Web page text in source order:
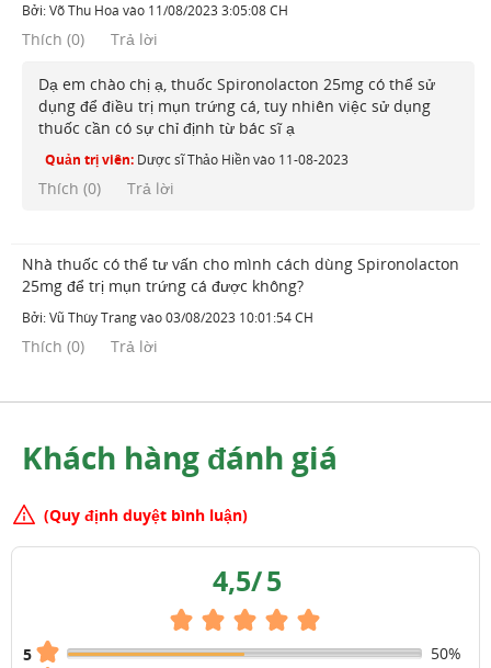
Bởi:Võ Thu Hoa vào 11/08/2023 3:05:08 CH
Thích (0) Trả lời
Dạ em chào chị ạ, thuốc Spironolacton 25mg có thể sử
dụng để điều trị mụn trứng cá, tuy nhiên việc sử dụng
thuốc cần có sự chỉ định từ bác sĩ ạ
Quản trị viên: Dược sĩ Thảo Hiềnvào 11-08-2023
Thích (0) Trả lời
Nhà thuốc có thể tư vấn cho mình cách dùng Spironolacton
25mg để trị mụn trứng cá được không?
Bởi:Vũ Thùy Trangvào03/08/2023 10:01:54 CH
Thích (0) Trả lời
Khách hàng đánh giá
(Quy định duyệt bình luận)
4,5/5
5
50%